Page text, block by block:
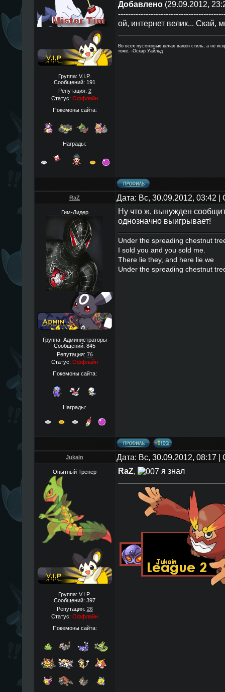
Группа: V.I.P.
Сообщений: 191
Репутация: 2
Статус: Оффлайн
Покемоны сайта:
Награды:
Добавлено(29.09.2012,
ой, интернет велик... Скай,
Во всех пустяковых делах важен стиль, а не
тоже. -Оскар Уайльд
RaZ Дата: Вс, 30.09.2012, 03:42
Гим-Лидер
Группа: Администраторы
Сообщений: 845
Репутация: 76
Статус: Оффлайн
Покемоны сайта:
Награды:
Ну что ж, вынужден
однозначно выигрывает!
Under the spreading chestnut
I sold you and you sold me.
There lie they, and here lie we
Under the spreading chestnut
Jukain Дата: Вс, 30.09.2012, 08:17
Опытный Тренер
Группа: V.I.P.
Сообщений: 397
Репутация: 26
Статус: Оффлайн
Покемоны сайта:
RaZ, я знал